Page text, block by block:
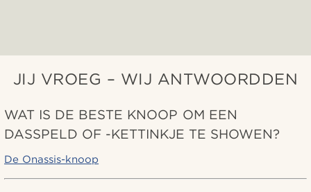
JIJ VROEG – WIJ ANTWOORDDEN
WAT IS DE BESTE KNOOP OM EEN
DASSPELD OF -KETTINKJE TE SHOWEN?
De Onassis-knoop